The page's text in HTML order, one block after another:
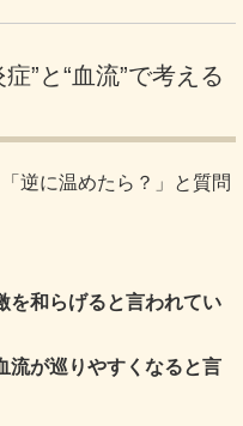
”と“血流”で考える
逆に温めたら？」と質問
を和らげると言われてい
流が巡りやすくなると言